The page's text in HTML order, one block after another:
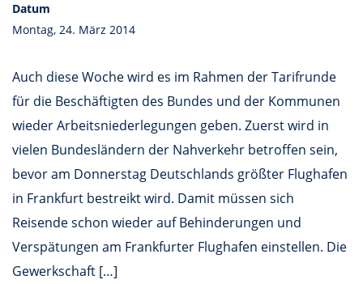
Datum
Montag, 24. März 2014
Auch diese Woche wird es im Rahmen der Tarifrunde
für die Beschäftigten des Bundes und der Kommunen
wieder Arbeitsniederlegungen geben. Zuerst wird in
vielen Bundesländern der Nahverkehr betroffen sein,
bevor am Donnerstag Deutschlands größter Flughafen
in Frankfurt bestreikt wird. Damit müssen sich
Reisende schon wieder auf Behinderungen und
Verspätungen am Frankfurter Flughafen einstellen. Die
Gewerkschaft […]